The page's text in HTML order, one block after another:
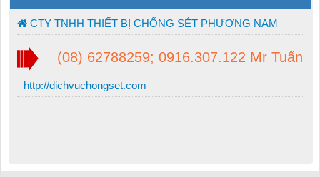
CTY TNHH THIẾT BỊ CHỐNG SÉT PHƯƠNG NAM
(08) 62788259; 0916.307.122 Mr Tuấn
http://dichvuchongset.com